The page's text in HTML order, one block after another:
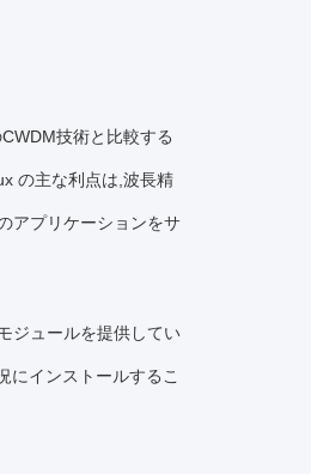
技術と比較する
の主な利点は,波長精
アプリケーションをサ
ジュールを提供してい
にインストールするこ